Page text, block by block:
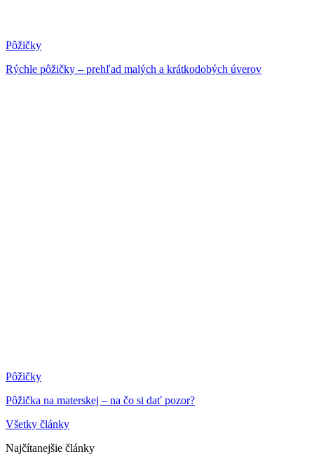
Pôžičky
Rýchle pôžičky – prehľad malých a krátkodobých úverov
Pôžičky
Pôžička na materskej – na čo si dať pozor?
Všetky články
Najčítanejšie články